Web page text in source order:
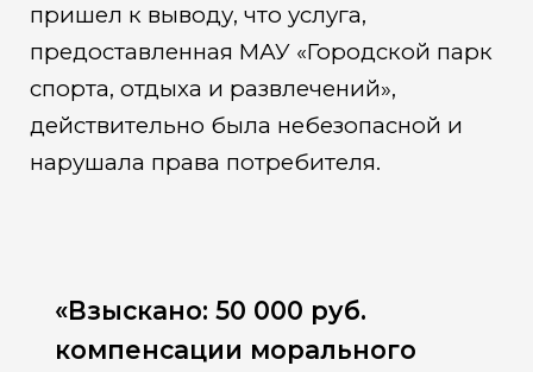
пришел к выводу, что услуга,
предоставленная МАУ «Городской парк
спорта, отдыха и развлечений»,
действительно была небезопасной и
нарушала права потребителя.
«Взыскано: 50 000 руб.
компенсации морального